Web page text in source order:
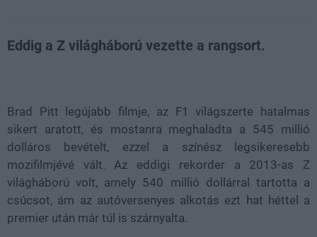
Eddig a Z világháború vezette a rangsort.
Brad Pitt legújabb filmje, az F1 világszerte hatalmas
sikert aratott, és mostanra meghaladta a 545 millió
dolláros bevételt, ezzel a színész legsikeresebb
mozifilmjévé vált. Az eddigi rekorder a 2013-as Z
világháború volt, amely 540 millió dollárral tartotta a
csúcsot, ám az autóversenyes alkotás ezt hat héttel a
premier után már túl is szárnyalta.